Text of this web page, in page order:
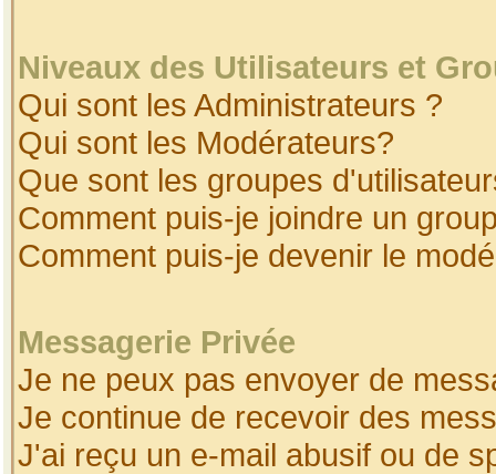
Niveaux des Utilisateurs et
Qui sont les Administrateurs ?
Qui sont les Modérateurs?
Que sont les groupes
Comment puis-je joindre un
Comment puis-je devenir le
Messagerie Privée
Je ne peux pas envoyer de
Je continue de recevoir des
J'ai reçu un e-mail abusif ou de